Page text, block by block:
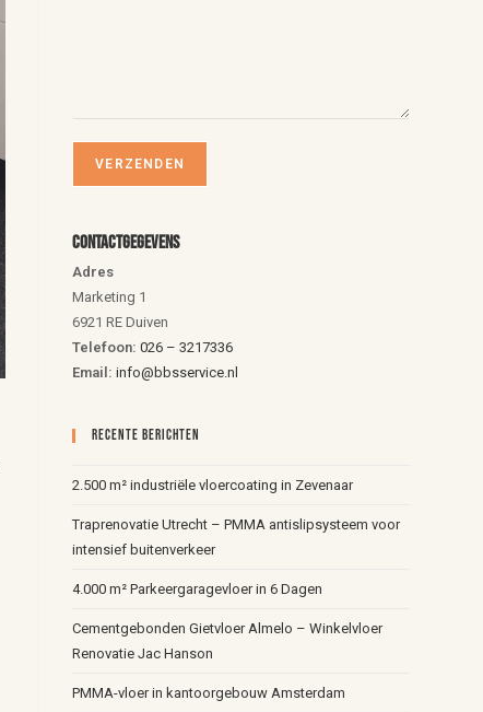
Contactgegevens
Adres
Marketing 1
6921 RE Duiven
Telefoon:026 – 3217336
Email: info@bbsservice.nl
Recente Berichten
2.500 m² industriële vloercoating in Zevenaar
Traprenovatie Utrecht – PMMA antislipsysteem voor
intensief buitenverkeer
4.000 m² Parkeergaragevloer in 6 Dagen
Cementgebonden Gietvloer Almelo – Winkelvloer
Renovatie Jac Hanson
PMMA-vloer in kantoorgebouw Amsterdam